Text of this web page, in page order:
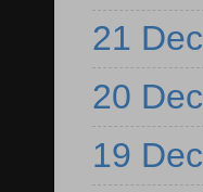
21 Dec
20 Dec
19 Dec